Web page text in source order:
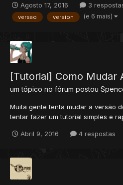
Xtibia por serem muitos antigos,
sources. Por isso eu estou tentando
Agosto 17, 2016 3
versao version (e 6 mais)
[Tutorial] Como Mudar
um tópico no fórum postou
Muita gente tenta mudar a versão
tentar fazer um tutorial simples e
Properties... 2. No indíce Client
Abril 9, 2016 4 respostas